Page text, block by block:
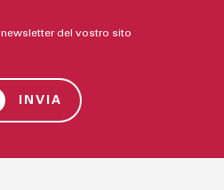
del vostro sito
INVIA